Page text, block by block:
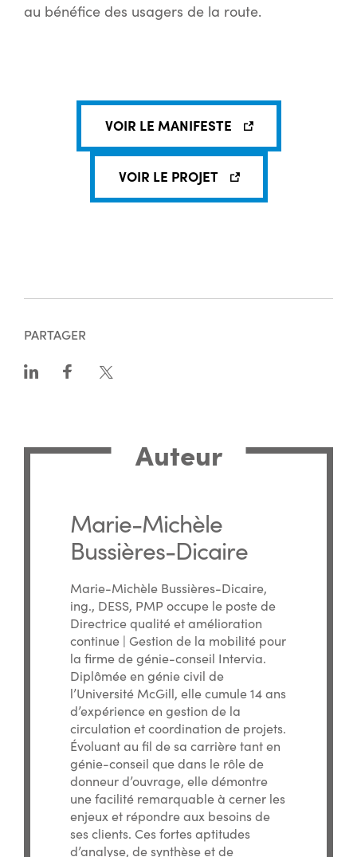
au bénéfice des usagers de la route.
VOIR LE MANIFESTE
VOIR LE PROJET
PARTAGER
Auteur
Marie-Michèle
Bussières-Dicaire
Marie-Michèle Bussières-Dicaire,
ing., DESS, PMP occupe le poste de
Directrice qualité et amélioration
continue | Gestion de la mobilité pour
la firme de génie-conseil Intervia.
Diplômée en génie civil de
l’Université McGill, elle cumule 14 ans
d’expérience en gestion de la
circulation et coordination de projets.
Évoluant au fil de sa carrière tant en
génie-conseil que dans le rôle de
donneur d’ouvrage, elle démontre
une facilité remarquable à cerner les
enjeux et répondre aux besoins de
ses clients. Ces fortes aptitudes
d’analyse, de synthèse et de